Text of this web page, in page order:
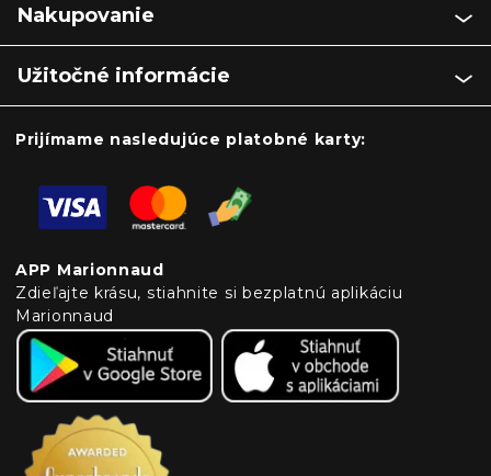
Nakupovanie
Užitočné informácie
Prijímame nasledujúce platobné karty:
APP Marionnaud
Zdieľajte krásu, stiahnite si bezplatnú aplikáciu
Marionnaud